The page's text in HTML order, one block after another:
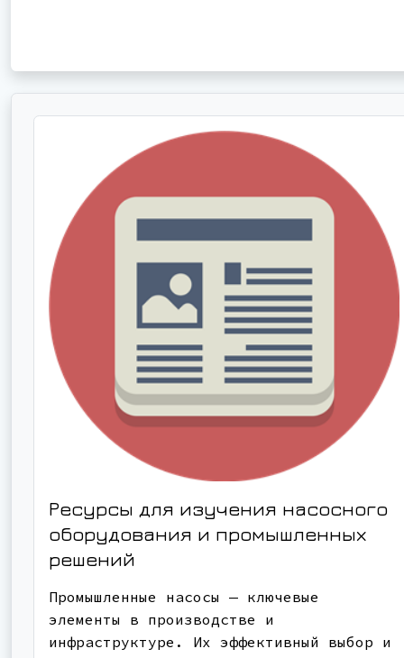
Ресурсы для изучения насосного
оборудования и промышленных
решений
Промышленные насосы — ключевые
элементы в производстве и
инфраструктуре. Их эффективный выбор и